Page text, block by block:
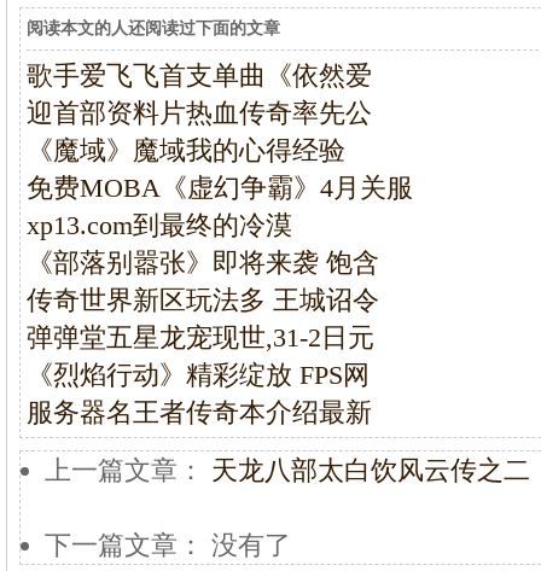
阅读本文的人还阅读过下面的文章
歌手爱飞飞首支单曲《依然爱
迎首部资料片热血传奇率先公
《魔域》魔域我的心得经验
免费MOBA《虚幻争霸》4月关服
xp13.com到最终的冷漠
《部落别嚣张》即将来袭 饱含
传奇世界新区玩法多 王城诏令
弹弹堂五星龙宠现世,31-2日元
《烈焰行动》精彩绽放 FPS网
服务器名王者传奇本介绍最新
上一篇文章： 天龙八部太白饮风云传之二
下一篇文章： 没有了